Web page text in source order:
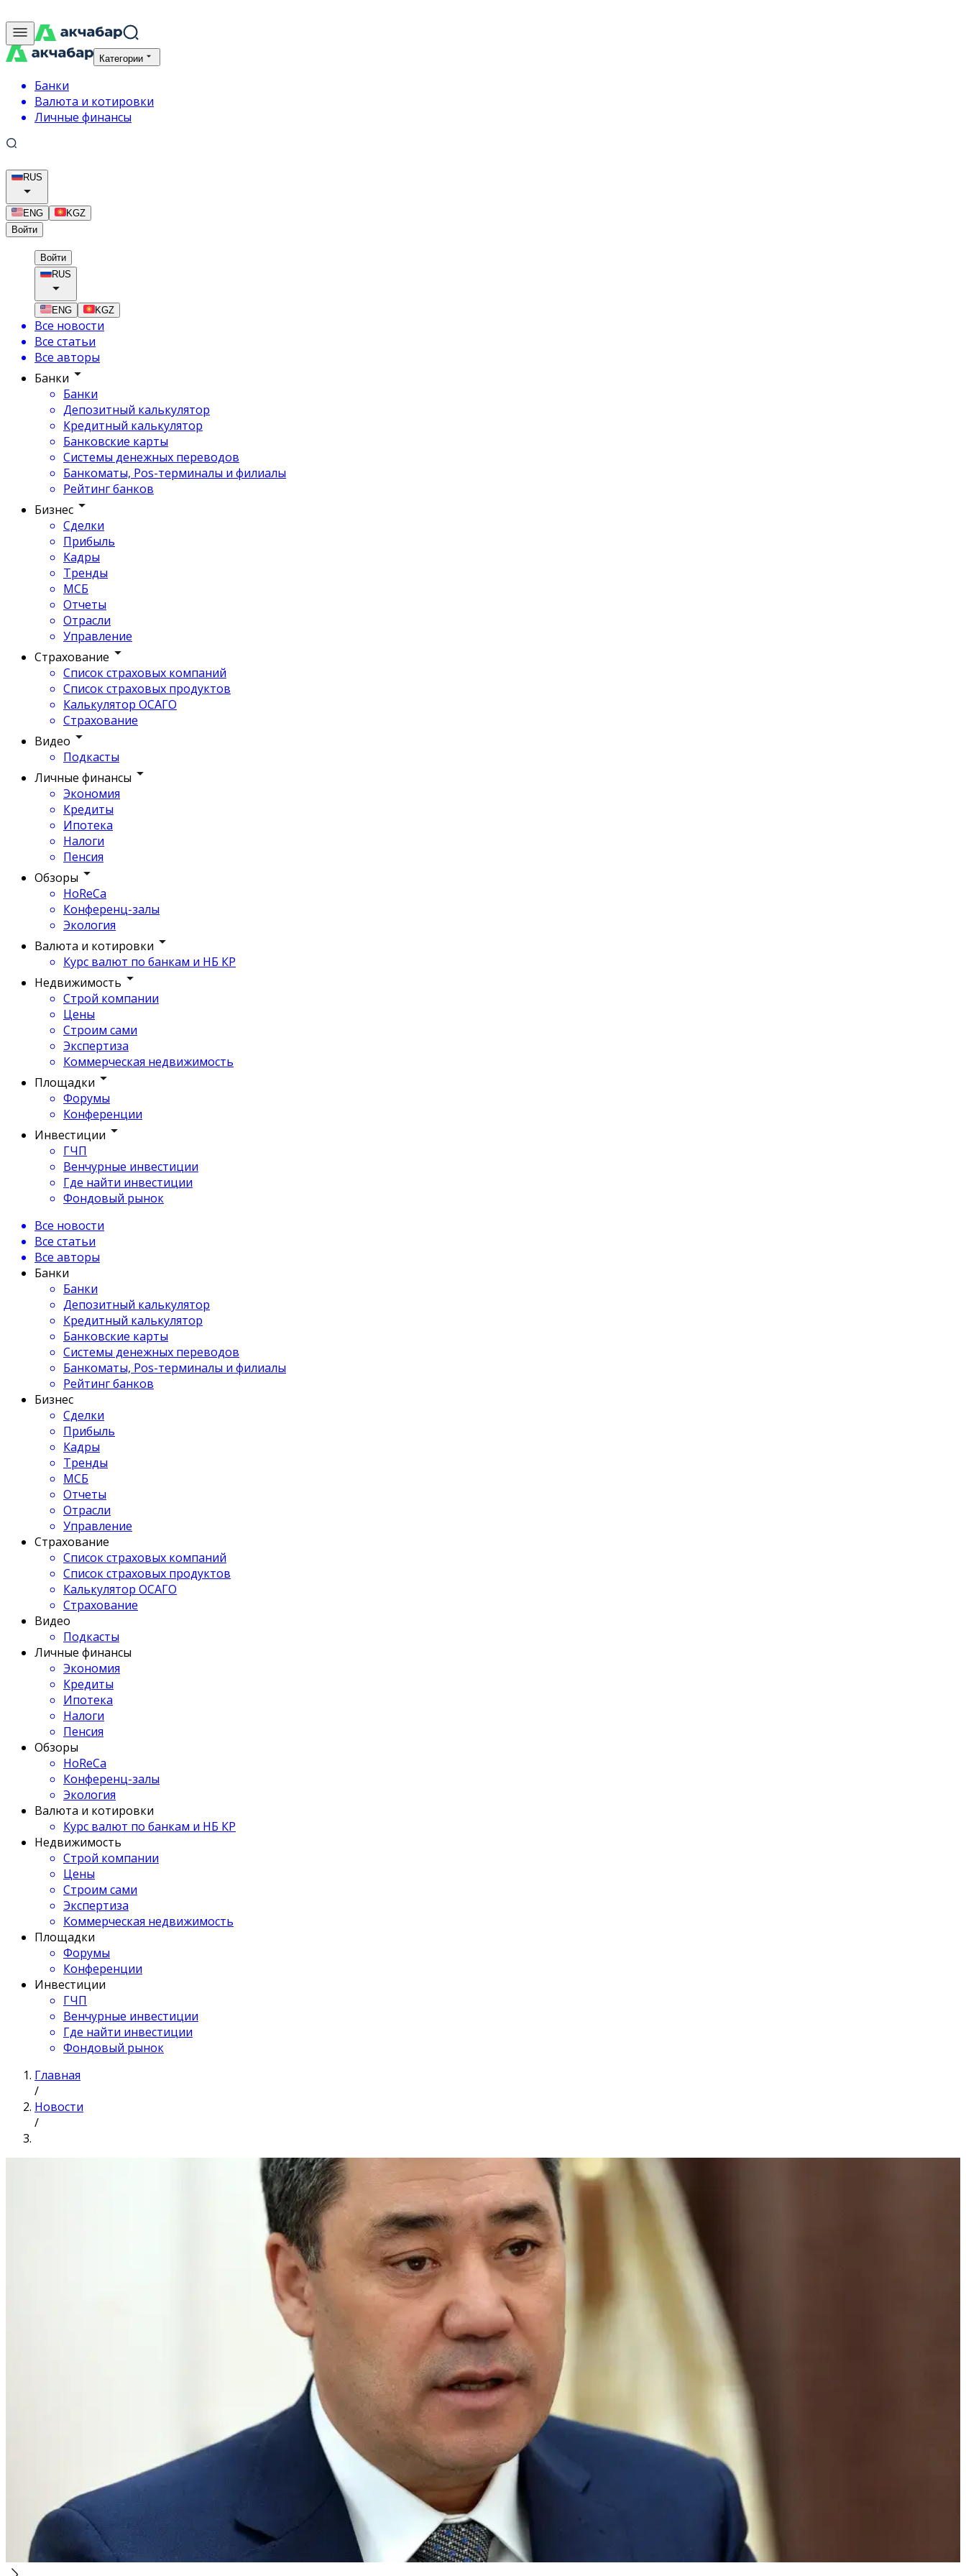
Категории
Банки
Валюта и котировки
Личные финансы
RUS
ENG
KGZ
Войти
Войти
RUS
ENG KGZ
Все новости
Все статьи
Все авторы
Банки
Банки
Депозитный калькулятор
Кредитный калькулятор
Банковские карты
Системы денежных переводов
Банкоматы, Pos-терминалы и филиалы
Рейтинг банков
Бизнес
Сделки
Прибыль
Кадры
Тренды
МСБ
Отчеты
Отрасли
Управление
Страхование
Список страховых компаний
Список страховых продуктов
Калькулятор ОСАГО
Страхование
Видео
Подкасты
Личные финансы
Экономия
Кредиты
Ипотека
Налоги
Пенсия
Обзоры
HoReCa
Конференц-залы
Экология
Валюта и котировки
Курс валют по банкам и НБ КР
Недвижимость
Строй компании
Цены
Строим сами
Экспертиза
Коммерческая недвижимость
Площадки
Форумы
Конференции
Инвестиции
ГЧП
Венчурные инвестиции
Где найти инвестиции
Фондовый рынок
Все новости
Все статьи
Все авторы
Банки
Банки
Депозитный калькулятор
Кредитный калькулятор
Банковские карты
Системы денежных переводов
Банкоматы, Pos-терминалы и филиалы
Рейтинг банков
Бизнес
Сделки
Прибыль
Кадры
Тренды
МСБ
Отчеты
Отрасли
Управление
Страхование
Список страховых компаний
Список страховых продуктов
Калькулятор ОСАГО
Страхование
Видео
Подкасты
Личные финансы
Экономия
Кредиты
Ипотека
Налоги
Пенсия
Обзоры
HoReCa
Конференц-залы
Экология
Валюта и котировки
Курс валют по банкам и НБ КР
Недвижимость
Строй компании
Цены
Строим сами
Экспертиза
Коммерческая недвижимость
Площадки
Форумы
Конференции
Инвестиции
ГЧП
Венчурные инвестиции
Где найти инвестиции
Фондовый рынок
Главная
/
Новости
/